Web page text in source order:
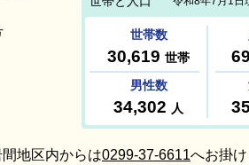
間地区内からは0299-37-6611へお掛